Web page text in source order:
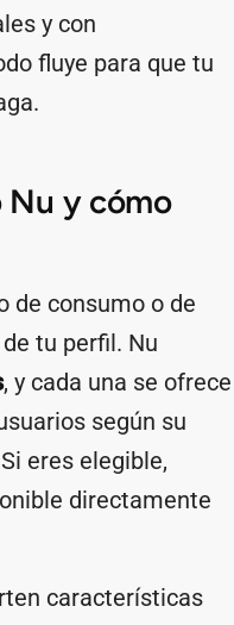
y con
fluye para que tu
Nu y cómo
de consumo o de
tu perfil. Nu
, y cada una se ofrece
según su
eres elegible,
directamente
características